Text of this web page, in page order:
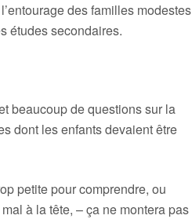
des familles modestes
études secondaires.
beaucoup de questions sur la
dont les enfants devaient être
petite pour comprendre, ou
à la tête, – ça ne montera pas